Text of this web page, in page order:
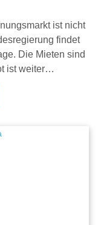
ist nicht
findet
Die Mieten sind
ist weiter…